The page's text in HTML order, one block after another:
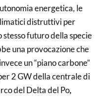
energetica, le
distruttivi per
stesso futuro della specie
una provocazione che
un “piano carbone”
2 GW della centrale di
del Delta del Po,